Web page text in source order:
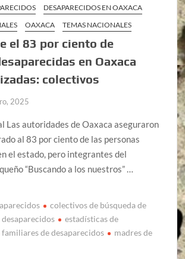
DESAPARECIDOS EN OAXACA
OAXACA TEMAS NACIONALES
el 83 por ciento de
en Oaxaca
colectivos
2025
Las autoridades de Oaxaca aseguraron
al 83 por ciento de las personas
el estado, pero integrantes del
“Buscando a los nuestros” …
colectivos de búsqueda de
desaparecidos
estadísticas de
familiares de desaparecidos
madres de